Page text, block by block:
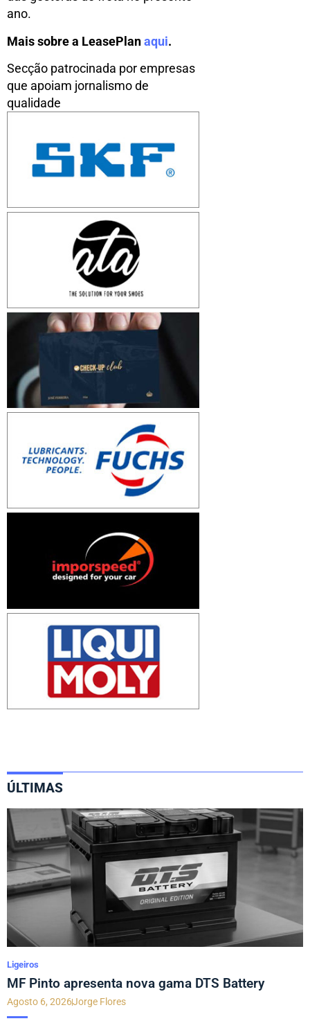
ano.
Mais sobre a LeasePlanaqui.
Secção patrocinada por empresas
que apoiam jornalismo de
qualidade
ÚLTIMAS
Ligeiros
MF Pinto apresenta nova gama DTS Battery
Agosto 6, 2026Jorge Flores